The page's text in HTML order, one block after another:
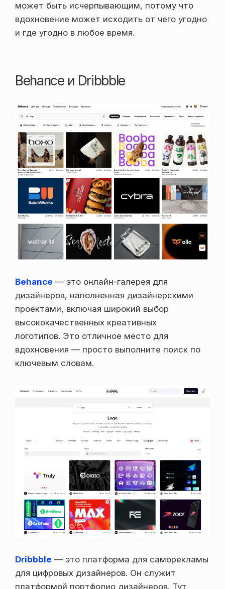
может быть исчерпывающим, потому что
вдохновение может исходить от чего угодно
и где угодно в любое время.
Behance и Dribbble
Behance — это онлайн-галерея для
дизайнеров, наполненная дизайнерскими
проектами, включая широкий выбор
высококачественных креативных
логотипов. Это отличное место для
вдохновения — просто выполните поиск по
ключевым словам.
Dribbble — это платформа для саморекламы
для цифровых дизайнеров. Он служит
платформой портфолио дизайнеров. Тут